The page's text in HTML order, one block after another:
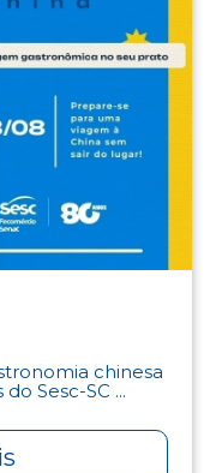
chinesa
Sesc-SC ...